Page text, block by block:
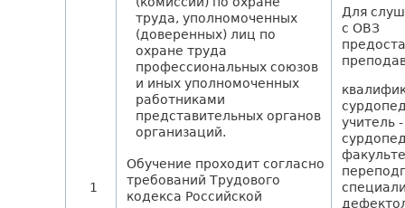
1
труда, уполномоченных
(доверенных) лиц по
охране труда
профессиональных союзов
и иных уполномоченных
работниками
представительных органов
организаций.
Обучение проходит согласно
требований Трудового
кодекса Российской
Для
с ОВЗ
учитель -